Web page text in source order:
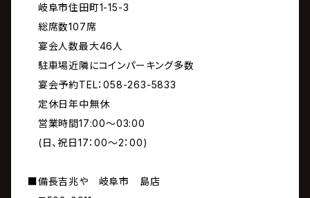
岐阜市住田町1-15-3
総席数107席
宴会人数最大46人
駐車場近隣にコインパーキング多数
宴会予約TEL：058-263-5833
定休日年中無休
営業時間17:00～03:00
(日、祝日17：00～2：00)
■備長吉兆や 岐阜市 島店